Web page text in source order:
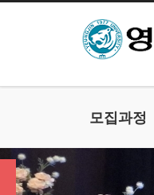
모집과정